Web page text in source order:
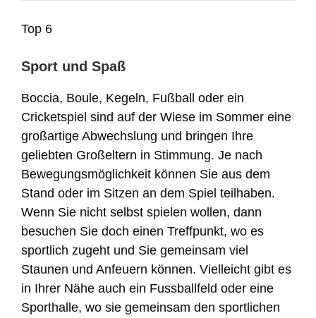
Top 6
Sport und Spaß
Boccia, Boule, Kegeln, Fußball oder ein
Cricketspiel sind auf der Wiese im Sommer eine
großartige Abwechslung und bringen Ihre
geliebten Großeltern in Stimmung. Je nach
Bewegungsmöglichkeit können Sie aus dem
Stand oder im Sitzen an dem Spiel teilhaben.
Wenn Sie nicht selbst spielen wollen, dann
besuchen Sie doch einen Treffpunkt, wo es
sportlich zugeht und Sie gemeinsam viel
Staunen und Anfeuern können. Vielleicht gibt es
in Ihrer Nähe auch ein Fussballfeld oder eine
Sporthalle, wo sie gemeinsam den sportlichen